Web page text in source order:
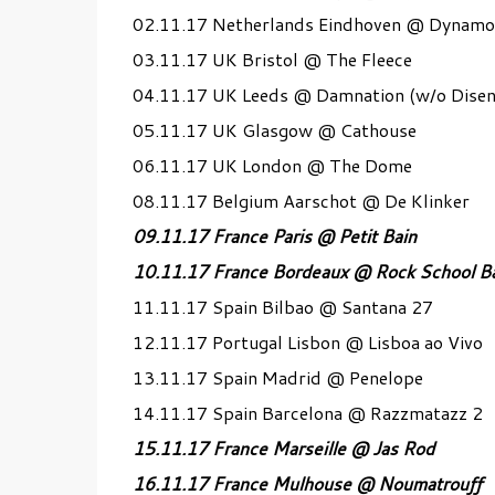
02.11.17 Netherlands Eindhoven @ Dynamo
03.11.17 UK Bristol @ The Fleece
04.11.17 UK Leeds @ Damnation (w/o
05.11.17 UK Glasgow @ Cathouse
06.11.17 UK London @ The Dome
08.11.17 Belgium Aarschot @ De Klinker
09.11.17 France Paris @ Petit Bain
10.11.17 France Bordeaux @ Rock School
11.11.17 Spain Bilbao @ Santana 27
12.11.17 Portugal Lisbon @ Lisboa ao Vivo
13.11.17 Spain Madrid @ Penelope
14.11.17 Spain Barcelona @ Razzmatazz 2
15.11.17 France Marseille @ Jas Rod
16.11.17 France Mulhouse @ Noumatrouff